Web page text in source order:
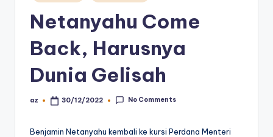
Falcon
in
Netanyahu Come
Back, Harusnya
Dunia Gelisah
Posted
az 30/12/2022 No Comments
Benjamin Netanyahu kembali ke kursi Perdana Menteri